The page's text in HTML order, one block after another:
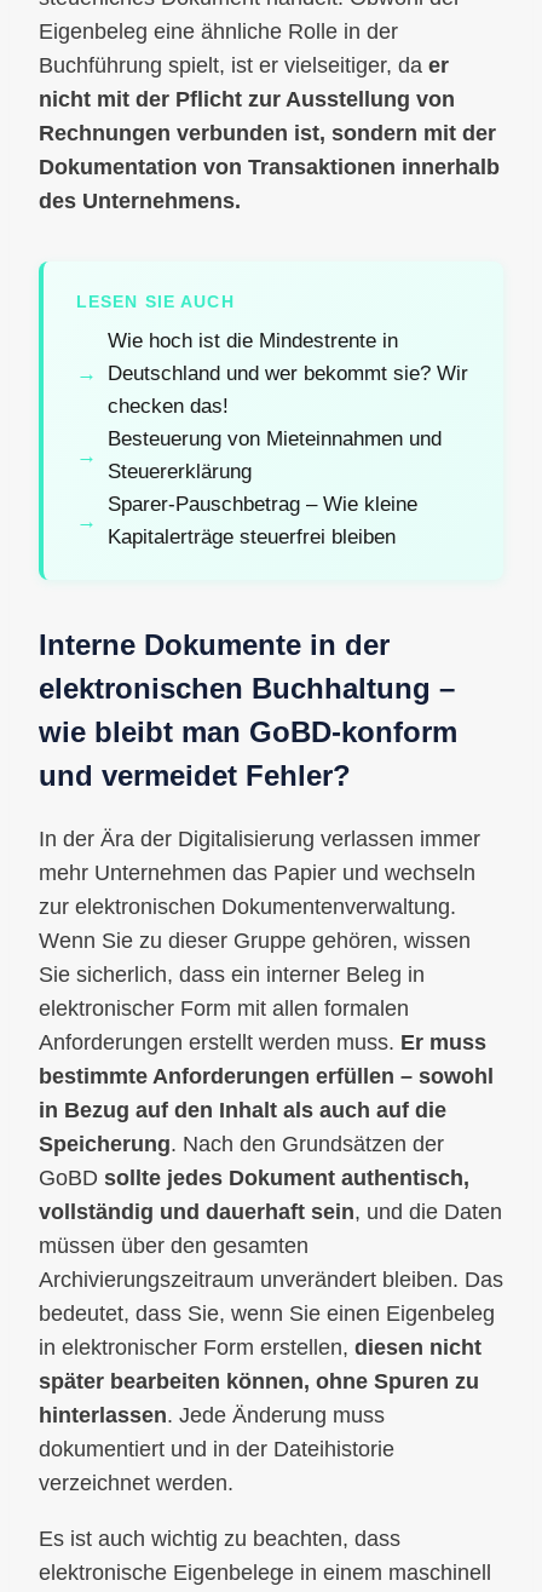
Eigenbeleg eine ähnliche Rolle in der
Buchführung spielt, ist er vielseitiger, da er
nicht mit der Pflicht zur Ausstellung von
Rechnungen verbunden ist, sondern mit der
Dokumentation von Transaktionen innerhalb
des Unternehmens.
LESEN SIE AUCH
Wie hoch ist die Mindestrente in
Deutschland und wer bekommt sie? Wir
checken das!
Besteuerung von Mieteinnahmen und
Steuererklärung
Sparer-Pauschbetrag – Wie kleine
Kapitalerträge steuerfrei bleiben
Interne Dokumente in der
elektronischen Buchhaltung –
wie bleibt man GoBD-konform
und vermeidet Fehler?
In der Ära der Digitalisierung verlassen immer
mehr Unternehmen das Papier und wechseln
zur elektronischen Dokumentenverwaltung.
Wenn Sie zu dieser Gruppe gehören, wissen
Sie sicherlich, dass ein interner Beleg in
elektronischer Form mit allen formalen
Anforderungen erstellt werden muss. Er muss
bestimmte Anforderungen erfüllen – sowohl
in Bezug auf den Inhalt als auch auf die
Speicherung. Nach den Grundsätzen der
GoBD sollte jedes Dokument authentisch,
vollständig und dauerhaft sein, und die Daten
müssen über den gesamten
Archivierungszeitraum unverändert bleiben. Das
bedeutet, dass Sie, wenn Sie einen Eigenbeleg
in elektronischer Form erstellen, diesen nicht
später bearbeiten können, ohne Spuren zu
hinterlassen. Jede Änderung muss
dokumentiert und in der Dateihistorie
verzeichnet werden.
Es ist auch wichtig zu beachten, dass
elektronische Eigenbelege in einem maschinell